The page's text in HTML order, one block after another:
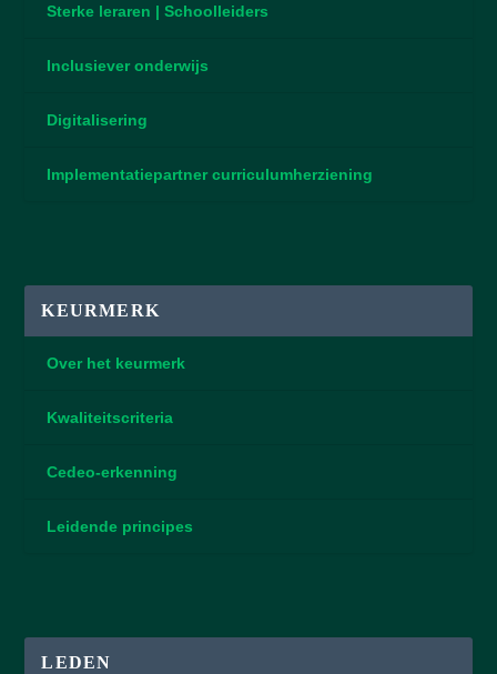
Sterke leraren | Schoolleiders
Inclusiever onderwijs
Digitalisering
Implementatiepartner curriculumherziening
KEURMERK
Over het keurmerk
Kwaliteitscriteria
Cedeo-erkenning
Leidende principes
LEDEN